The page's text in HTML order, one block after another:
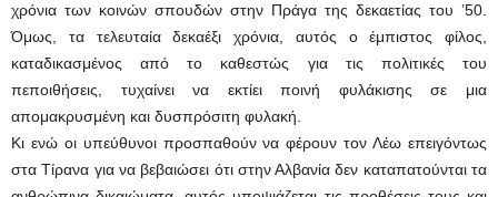
χρόνια των κοινών σπουδών στην Πράγα της δεκαετίας του ’50.
Όμως, τα τελευταία δεκαέξι χρόνια, αυτός ο έμπιστος φίλος,
καταδικασμένος από το καθεστώς για τις πολιτικές του
πεποιθήσεις, τυχαίνει να εκτίει ποινή φυλάκισης σε μια
απομακρυσμένη και δυσπρόσιτη φυλακή.
Κι ενώ οι υπεύθυνοι προσπαθούν να φέρουν τον Λέω επειγόντως
στα Τίρανα για να βεβαιώσει ότι στην Αλβανία δεν καταπατούνται τα